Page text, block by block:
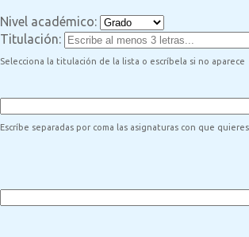
Nivel académico:
Titulación:
Selecciona la titulación de la lista o escríbela si no aparece
Escríbe separadas por coma las asignaturas con que